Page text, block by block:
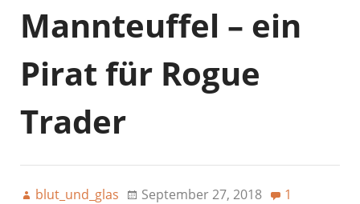
Mannteuffel – ein
Pirat für Rogue
Trader
blut_und_glas September 27, 2018 1